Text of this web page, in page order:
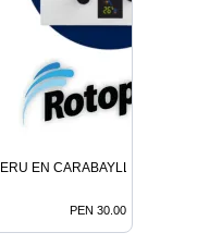
EN CARABAYLLO
PEN 30.00